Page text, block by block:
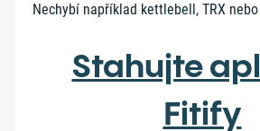
Nechybí například kettlebell, TRX
Stahujte
Fitify